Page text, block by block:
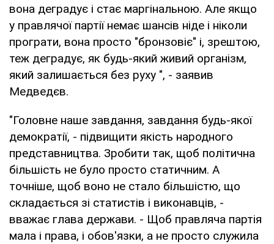
вона деградує і стає маргінальною. Але якщо
у правлячої партії немає шансів ніде і ніколи
програти, вона просто "бронзовіє" і, зрештою,
теж деградує, як будь-який живий організм,
який залишається без руху ", - заявив
Медведєв.
"Головне наше завдання, завдання будь-якої
демократії, - підвищити якість народного
представництва. Зробити так, щоб політична
більшість не було просто статичним. А
точніше, щоб воно не стало більшістю, що
складається зі статистів і виконавців, -
вважає глава держави. - Щоб правляча партія
мала і права, і обов'язки, а не просто служила